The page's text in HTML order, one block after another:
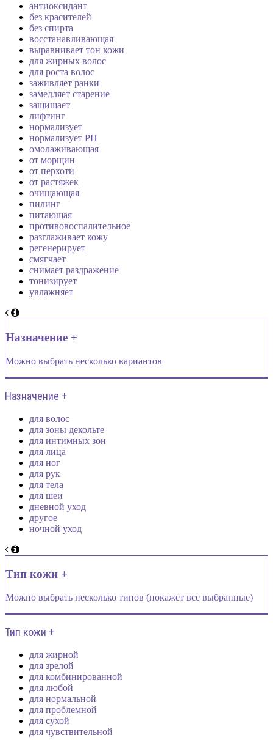
антиоксидант
без красителей
без спирта
восстанавливающая
выравнивает тон кожи
для жирных волос
для роста волос
заживляет ранки
замедляет старение
защищает
лифтинг
нормализует
нормализует PH
омолаживающая
от морщин
от перхоти
от растяжек
очищающая
пилинг
питающая
противовоспалительное
разглаживает кожу
регенерирует
смягчает
снимает раздражение
тонизирует
увлажняет
Назначение +
Можно выбрать несколько вариантов
Назначение +
для волос
для зоны декольте
для интимных зон
для лица
для ног
для рук
для тела
для шеи
дневной уход
другое
ночной уход
Тип кожи +
Можно выбрать несколько типов (покажет все выбранные)
Тип кожи +
для жирной
для зрелой
для комбинированной
для любой
для нормальной
для проблемной
для сухой
для чувствительной